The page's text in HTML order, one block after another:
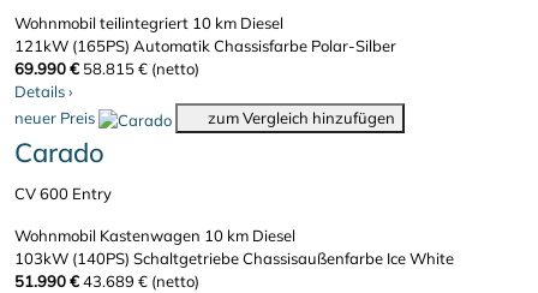
Wohnmobil teilintegriert 10 km Diesel
121kW (165PS) AutomatikChassisfarbe Polar-Silber
69.990 € 58.815 € (netto)
Details›
neuer Preis
zum Vergleich hinzufügen
Carado
CV 600 Entry
Wohnmobil Kastenwagen 10 km Diesel
103kW (140PS) SchaltgetriebeChassisaußenfarbe Ice White
51.990 €43.689 € (netto)